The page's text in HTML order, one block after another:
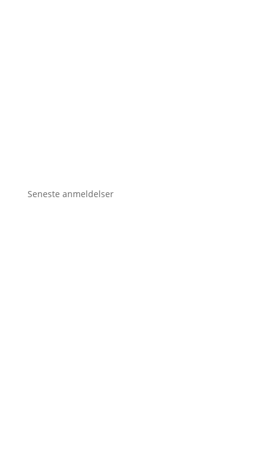
Seneste anmeldelser